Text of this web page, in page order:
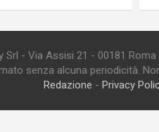
- Via Assisi 21 - 00181
senza alcuna periodicità.
Redazione - Privacy